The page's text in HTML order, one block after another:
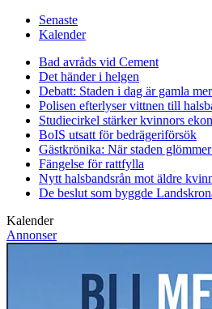
Senaste
Kalender
Bad avråds vid Cement
Det händer i helgen
Debatt: Staden i dag är gamla
Polisen efterlyser vittnen till
Studiecirkel stärker kvinnors
BoIS utsatt för bedrägeriförsök
Gästkrönika: När staden
Fängelse för rattfylla
Nytt halsbandsrån mot äldre
De beslut som byggde
Kalender
Annonser